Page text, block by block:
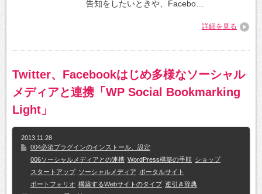
告知をしたいときや、Facebo…
詳細を見る
Twitter、Facebookはじめ多様なソーシャル
メディアと連携「WP Social Bookmarking
Light」
2013.11.28
004必須プラグインのインストール、設定
006ソーシャルメディアとの連携 WordPress構築の手順 ショップ
スタートアップ ソーシャルメディア ポータルサイト
ポートフォリオ 構築するWebサイトのタイプ 逆引き辞典